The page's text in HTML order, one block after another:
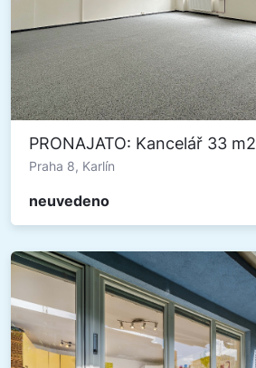
PRONAJATO: Kancelář 33 m2
Praha 8, Karlín
neuvedeno